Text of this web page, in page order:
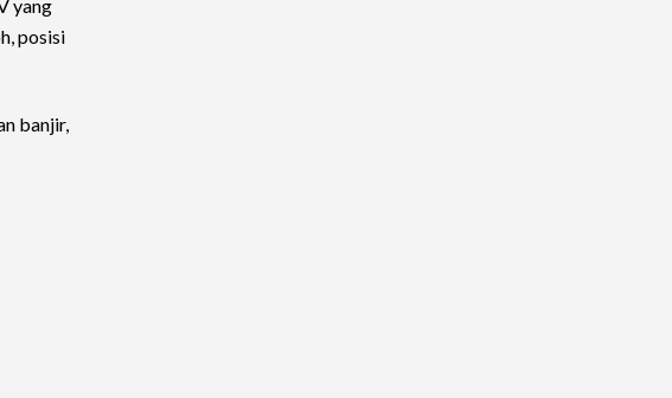
yang
posisi
banjir,